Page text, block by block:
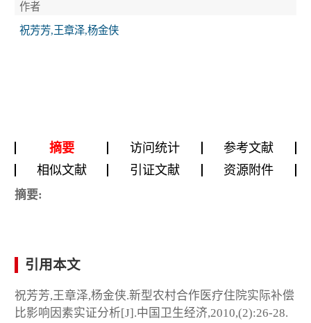
作者
祝芳芳,王章泽,杨金侠
摘要 访问统计
参考文献
相似文献
引证文献 资源附件
摘要:
引用本文
祝芳芳,王章泽,杨金侠.新型农村合作医疗住院实际补偿
比影响因素实证分析[J].中国卫生经济,2010,(2):26-28.